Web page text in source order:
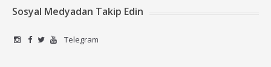
Sosyal Medyadan Takip Edin
Telegram